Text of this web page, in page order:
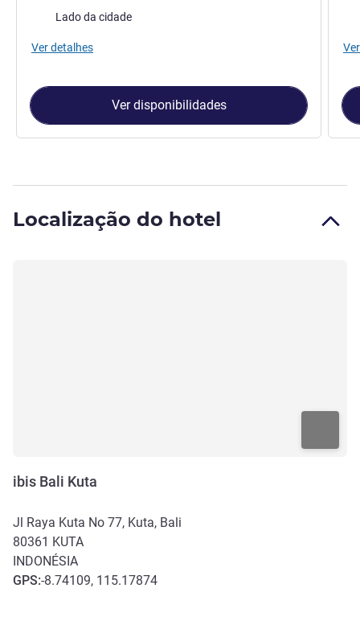
Vistas:Lado da cidade
Ver detalhes
Ver disponibilidades
Localização do hotel
ibis Bali Kuta
Jl Raya Kuta No 77, Kuta, Bali
80361 KUTA
INDONÉSIA
GPS:-8.74109, 115.17874